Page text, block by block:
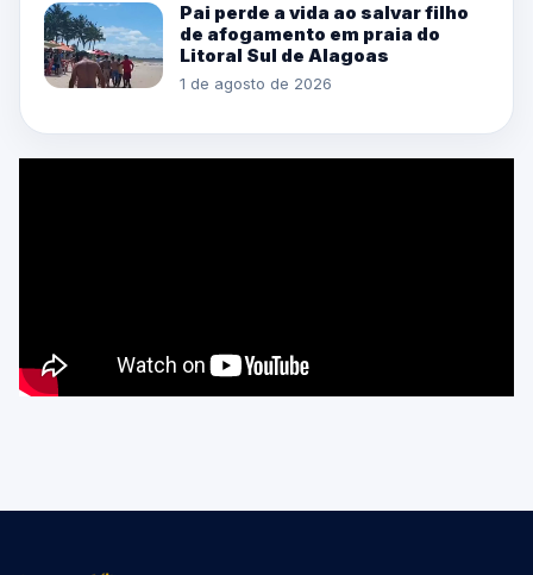
Pai perde a vida ao salvar filho
de afogamento em praia do
Litoral Sul de Alagoas
1 de agosto de 2026